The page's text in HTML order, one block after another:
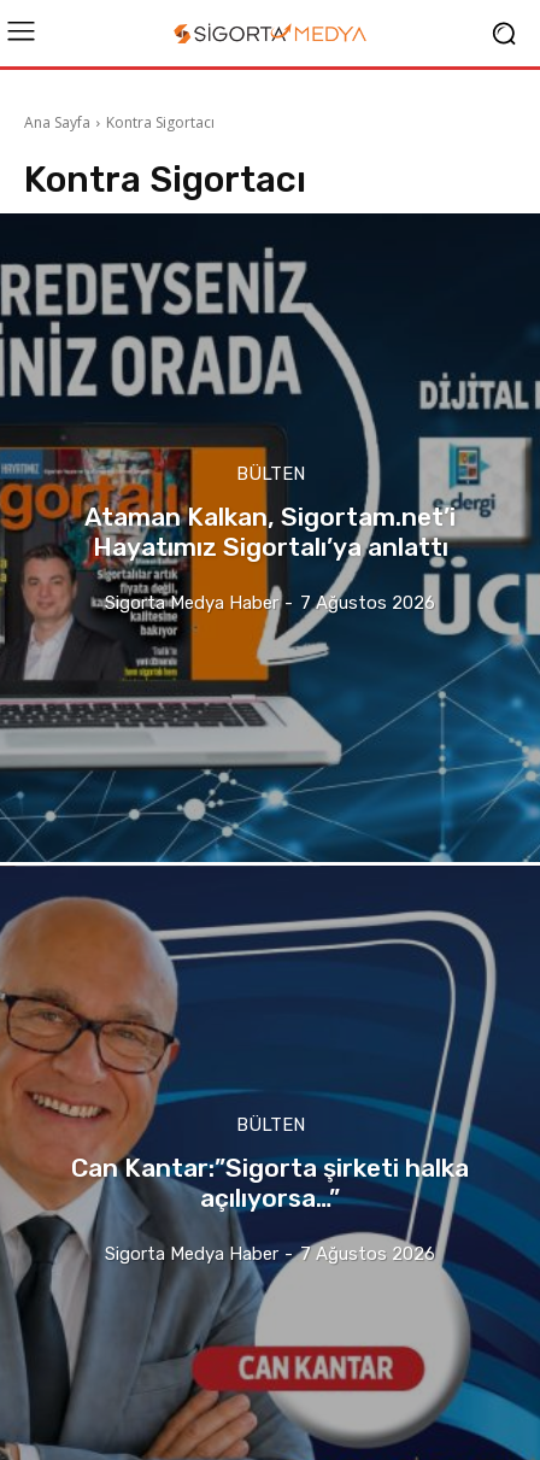
Ana Sayfa Kontra Sigortacı
Kontra Sigortacı
BÜLTEN
Ataman Kalkan, Sigortam.net’i
Hayatımız Sigortalı’ya anlattı
Sigorta Medya Haber - 7 Ağustos 2026
BÜLTEN
Can Kantar:”Sigorta şirketi halka
açılıyorsa…”
Sigorta Medya Haber - 7 Ağustos 2026